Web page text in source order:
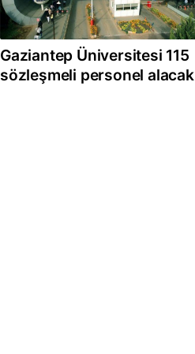
Gaziantep Üniversitesi 115
sözleşmeli personel alacak